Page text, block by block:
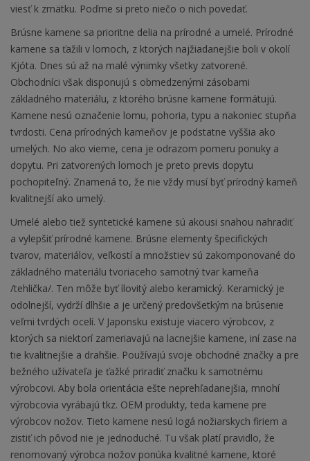
viesť k zmätku. Poďme si preto niečo o nich povedať.
Brúsne kamene sa prioritne delia na prírodné a umelé. Prírodné
kamene sa ťažili v lomoch, z ktorých najžiadanejšie boli v okolí
Kjóta. Dnes sú až na malé výnimky všetky zatvorené.
Obchodníci však disponujú s obmedzenými zásobami
základného materiálu, z ktorého brúsne kamene formátujú.
Kamene nesú označenie lomu, pohoria, typu a nakoniec stupňa
tvrdosti. Cena prírodných kameňov je podstatne vyššia ako
umelých. No ako vieme, cena je odrazom pomeru ponuky a
dopytu. Pri zatvorených lomoch je preto previs dopytu
pochopiteľný. Znamená to, že nie vždy musí byť prírodný kameň
kvalitnejší ako umelý.
Umelé alebo tiež syntetické kamene sú akousi snahou nahradiť
a vylepšiť prírodné kamene. Brúsne elementy špecifických
tvarov, materiálov, veľkostí a množstiev sú zakomponované do
základného materiálu tvoriaceho samotný tvar kameňa
/tehlička/. Ten môže byť ílovitý alebo keramický. Keramický je
odolnejší, vydrží dlhšie a je určený predovšetkým na brúsenie
veľmi tvrdých ocelí. V Japonsku existuje viacero výrobcov, z
ktorých sa niektorí zameriavajú na lacnejšie kamene, iní zase na
tie kvalitnejšie a drahšie. Používajú svoje obchodné značky a pre
bežného užívateľa je ťažké priradiť značku k samotnému
výrobcovi. Aby bola orientácia ešte neprehľadanejšia, mnohí
výrobcovia vyrábajú tkz. OEM produkty, teda kamene pre
výrobcov nožov. Tieto kamene nesú logá nožiarskych firiem a
zistiť ich pôvod nie je jednoduché. Tu však platí pravidlo, že
renomovaný výrobca nožov ponúka kvalitné kamene, ktoré